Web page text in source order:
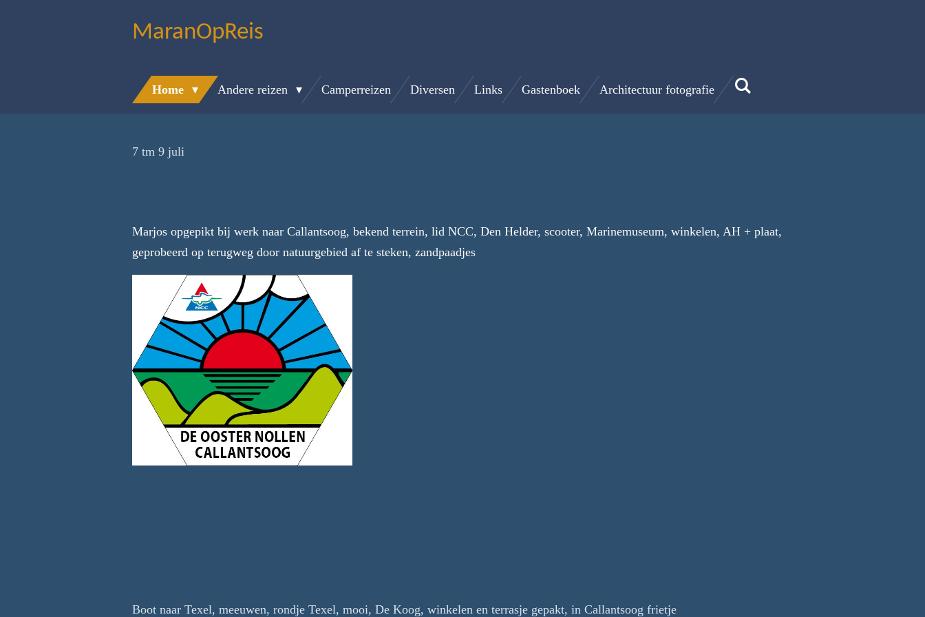
MaranOpReis
Home Andere reizen Camperreizen Diversen Links Gastenboek Architectuur fotografie
7 tm 9 juli
Marjos opgepikt bij werk naar Callantsoog, bekend terrein, lid NCC, Den Helder, scooter, Marinemuseum, winkelen, AH + plaat,
geprobeerd op terugweg door natuurgebied af te steken, zandpaadjes
Boot naar Texel, meeuwen, rondje Texel, mooi, De Koog, winkelen en terrasje gepakt, in Callantsoog frietje